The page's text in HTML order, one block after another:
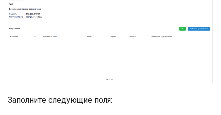
Заполните следующие поля: